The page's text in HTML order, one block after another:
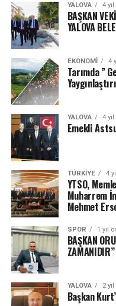
YALOVA 4
BAŞKAN
YALOVA
EKONOMI 4
Tarımda ”
YALOVA 4
Emekli
TÜRKIYE 4
YTSO,
Muharrem
Mehmet
SPOR 1 yıl
BAŞKAN
ZAMANIDIR’’
YALOVA 2
Başkan